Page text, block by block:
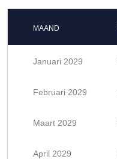
MAAND
Januari 2029
Februari 2029
Maart 2029
April 2029